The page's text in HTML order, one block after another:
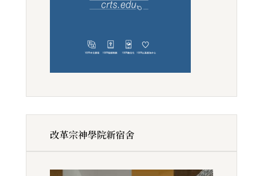
改革宗神學院新宿舍